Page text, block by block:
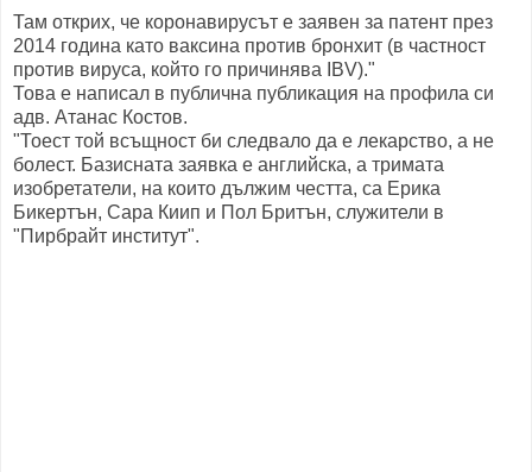
Там открих, че коронавирусът е заявен за патент през
2014 година като ваксина против бронхит (в частност
против вируса, който го причинява IBV)."
Това е написал в публична публикация на профила си
адв. Атанас Костов.
"Тоест той всъщност би следвало да е лекарство, а не
болест. Базисната заявка е английска, а тримата
изобретатели, на които дължим честта, са Ерика
Бикертън, Сара Киип и Пол Бритън, служители в
"Пирбрайт институт".